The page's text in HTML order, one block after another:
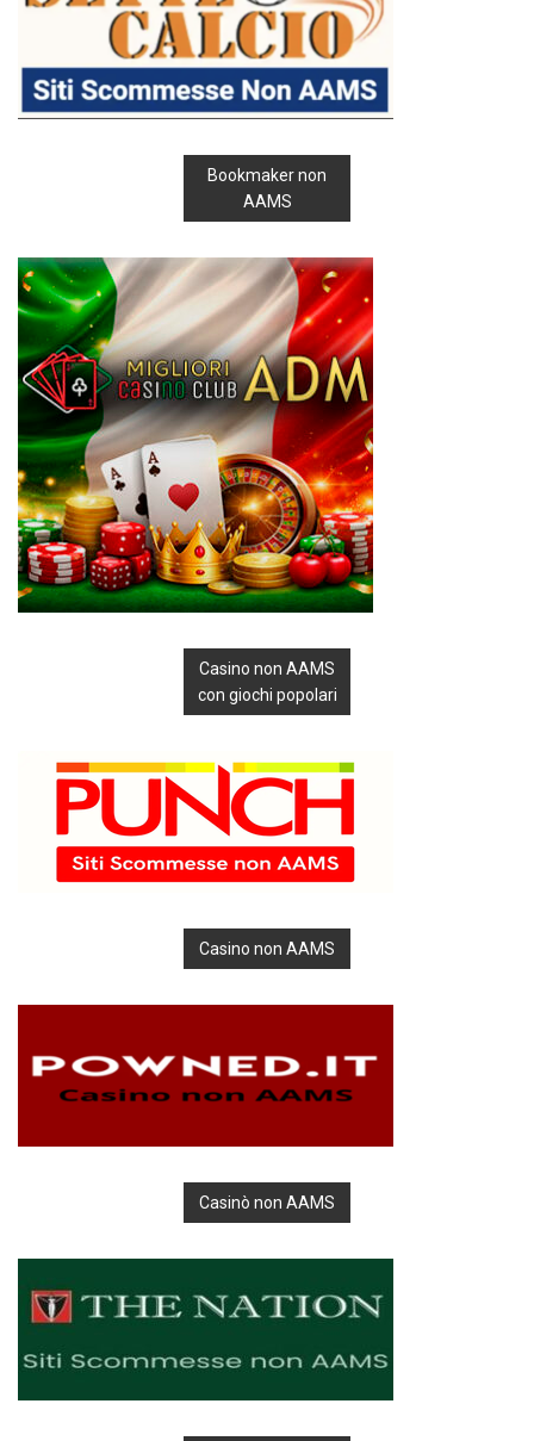
Bookmaker non
AAMS
Casino non AAMS
con giochi popolari
Casino non AAMS
Casinò non AAMS